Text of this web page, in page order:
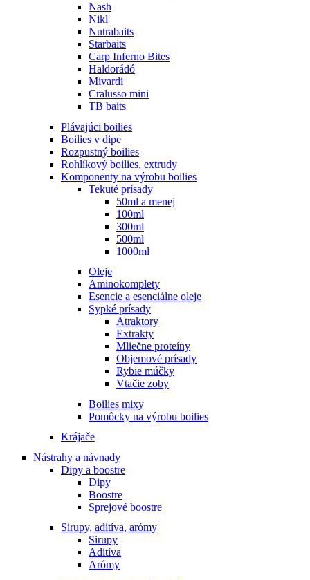
Nash
Nikl
Nutrabaits
Starbaits
Carp Inferno Bites
Haldorádó
Mivardi
Cralusso mini
TB baits
Plávajúci boilies
Boilies v dipe
Rozpustný boilies
Rohlíkový boilies, extrudy
Komponenty na výrobu boilies
Tekuté prísady
50ml a menej
100ml
300ml
500ml
1000ml
Oleje
Aminokomplety
Esencie a esenciálne oleje
Sypké prísady
Atraktory
Extrakty
Mliečne proteíny
Objemové prísady
Rybie múčky
Vtačie zoby
Boilies mixy
Pomôcky na výrobu boilies
Krájače
Nástrahy a návnady
Dipy a boostre
Dipy
Boostre
Sprejové boostre
Sirupy, aditíva, arómy
Sirupy
Aditíva
Arómy